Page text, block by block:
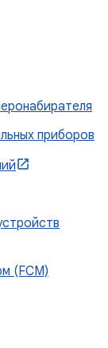
приборов
(FCM)